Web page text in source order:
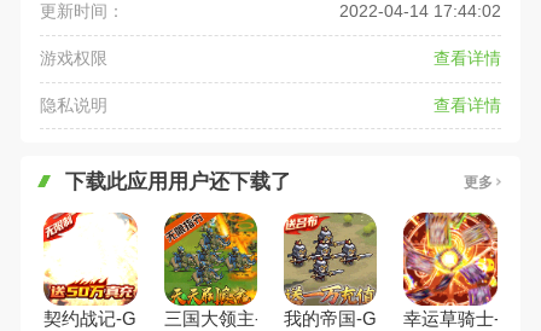
更新时间： 2022-04-14 17:44:02
游戏权限 查看详情
隐私说明 查看详情
下载此应用用户还下载了 更多
契约战记-GM无限点充三国大领主-GM刷充指令我的帝国-GM指令万充幸运草骑士-神龙